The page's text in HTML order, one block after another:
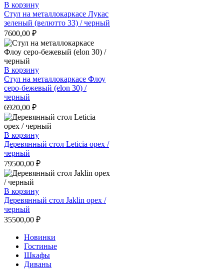
В корзину
Стул на металлокаркасе Лукас
зеленый (велютто 33) / черный
7600,00 ₽
В корзину
Стул на металлокаркасе Флоу
серо-бежевый (elon 30) /
черный
6920,00 ₽
В корзину
Деревянный стол Leticia орех /
черный
79500,00 ₽
В корзину
Деревянный стол Jaklin орех /
черный
35500,00 ₽
Новинки
Гостиные
Шкафы
Диваны